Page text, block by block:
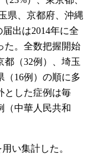
県、京都府、沖縄
出は2014年に全
た。全数把握開始
都（32例）、埼玉
（16例）の順に多
とした症例は毎
（中華人民共和
い集計した。